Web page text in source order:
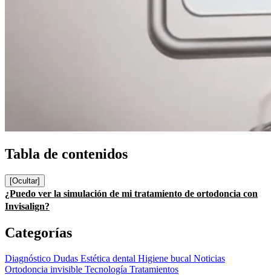
Tabla de contenidos
[Ocultar]
¿Puedo ver la simulación de mi tratamiento de ortodoncia con
Invisalign?
Categorías
Diagnóstico Dudas Estética dental Higiene bucal Noticias
Ortodoncia invisible Tecnología Tratamientos